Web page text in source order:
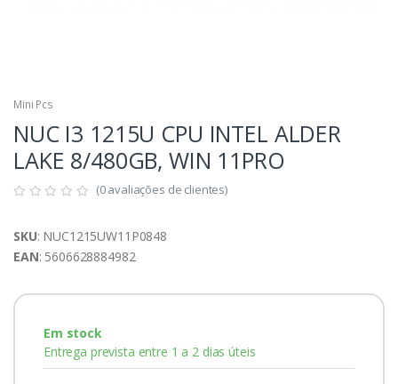
Mini Pcs
NUC I3 1215U CPU INTEL ALDER
LAKE 8/480GB, WIN 11PRO
(0 avaliações de clientes)
SKU: NUC1215UW11P0848
EAN: 5606628884982
Em stock
Entrega prevista entre 1 a 2 dias úteis